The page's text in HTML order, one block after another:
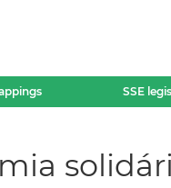
SSE